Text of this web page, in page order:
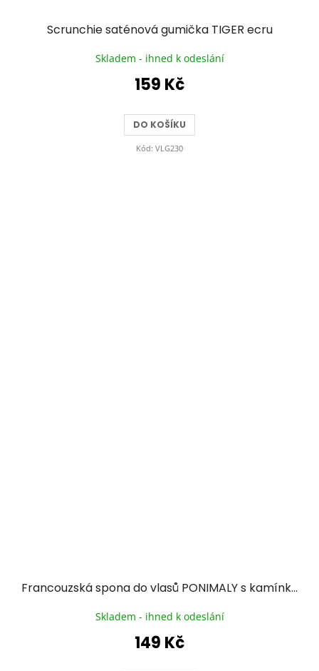
Scrunchie saténová gumička TIGER ecru
Skladem - ihned k odeslání
159 Kč
DO KOŠÍKU
Kód: VLG230
Francouzská spona do vlasů PONIMALY s kamínky a kvítky – zlatá
Skladem - ihned k odeslání
149 Kč